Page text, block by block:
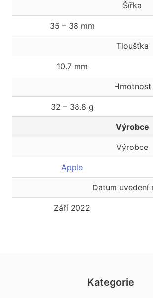
Šířka
35 – 38 mm
Tloušťka
10.7 mm
Hmotnost
32 – 38.8 g
Výrobce
Výrobce
Apple
Datum uvedení
Září 2022
Kategorie